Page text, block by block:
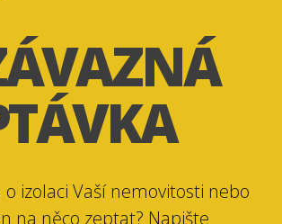
izolaci Vaší nemovitosti nebo
na něco zeptat? Napište